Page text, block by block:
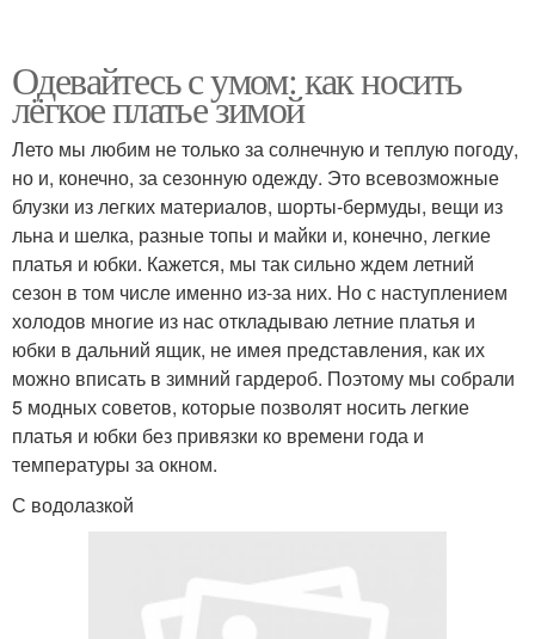
Одевайтесь с умом: как носить
лёгкое платье зимой
Лето мы любим не только за солнечную и теплую погоду,
но и, конечно, за сезонную одежду. Это всевозможные
блузки из легких материалов, шорты-бермуды, вещи из
льна и шелка, разные топы и майки и, конечно, легкие
платья и юбки. Кажется, мы так сильно ждем летний
сезон в том числе именно из-за них. Но с наступлением
холодов многие из нас откладываю летние платья и
юбки в дальний ящик, не имея представления, как их
можно вписать в зимний гардероб. Поэтому мы собрали
5 модных советов, которые позволят носить легкие
платья и юбки без привязки ко времени года и
температуры за окном.
С водолазкой